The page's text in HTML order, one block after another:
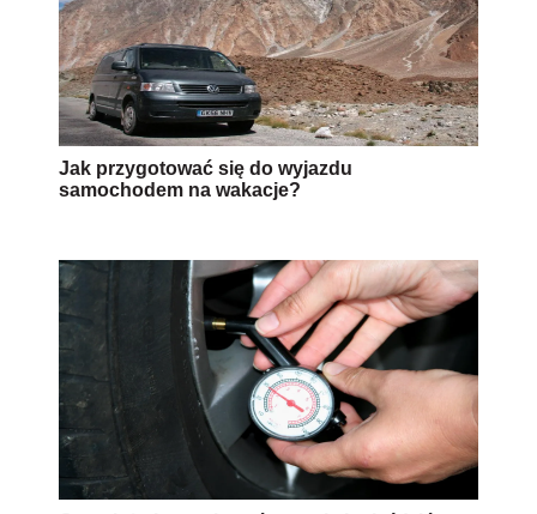
Jak przygotować się do wyjazdu
samochodem na wakacje?